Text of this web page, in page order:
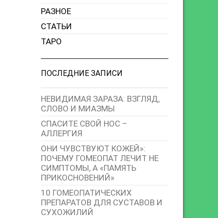
РАЗНОЕ
СТАТЬИ
ТАРО
ПОСЛЕДНИЕ ЗАПИСИ
НЕВИДИМАЯ ЗАРАЗА: ВЗГЛЯД,
СЛОВО И МИАЗМЫ
СПАСИТЕ СВОЙ НОС –
АЛЛЕРГИЯ
ОНИ ЧУВСТВУЮТ КОЖЕЙ»:
ПОЧЕМУ ГОМЕОПАТ ЛЕЧИТ НЕ
СИМПТОМЫ, А «ПАМЯТЬ
ПРИКОСНОВЕНИЙ»
10 ГОМЕОПАТИЧЕСКИХ
ПРЕПАРАТОВ ДЛЯ СУСТАВОВ И
СУХОЖИЛИЙ